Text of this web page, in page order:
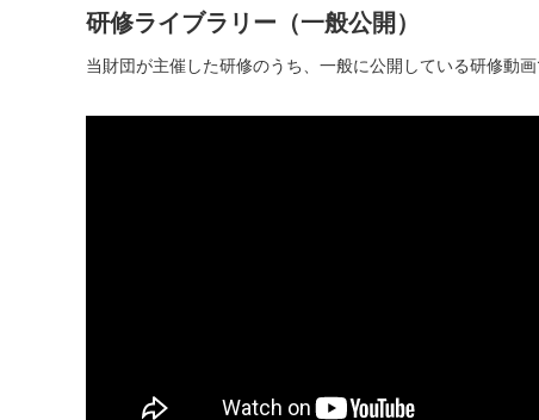
研修ライブラリー（一般公開）
当財団が主催した研修のうち、一般に公開している研修動